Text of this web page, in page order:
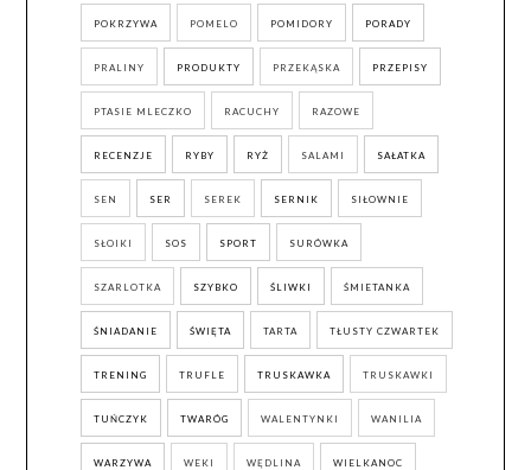
POKRZYWA POMELO POMIDORY PORADY
PRALINY PRODUKTY PRZEKĄSKA PRZEPISY
PTASIE MLECZKO RACUCHY RAZOWE
RECENZJE RYBY RYŻ SALAMI SAŁATKA
SEN SER SEREK SERNIK SIŁOWNIE
SŁOIKI SOS SPORT SURÓWKA
SZARLOTKA SZYBKO ŚLIWKI ŚMIETANKA
ŚNIADANIE ŚWIĘTA TARTA TŁUSTY CZWARTEK
TRENING TRUFLE TRUSKAWKA TRUSKAWKI
TUŃCZYK TWARÓG WALENTYNKI WANILIA
WARZYWA WEKI WĘDLINA WIELKANOC